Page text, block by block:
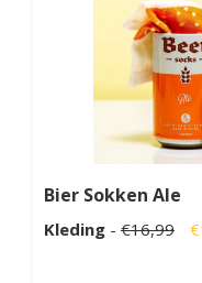
Bier Sokken Ale
Kleding - €16,99